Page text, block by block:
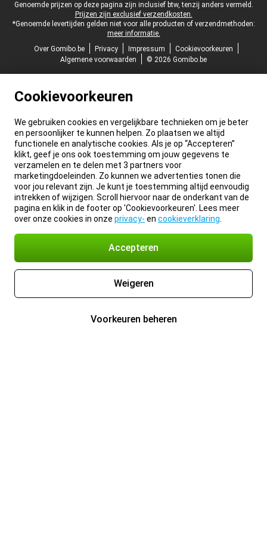
Juridische voettekst
Genoemde prijzen op deze pagina zijn inclusief btw, tenzij anders vermeld.
Prijzen zijn exclusief verzendkosten.
*Genoemde levertijden gelden niet voor alle producten of verzendmethoden:
meer informatie.
Over Gomibo.be
Privacy Impressum
Cookievoorkeuren
Algemene voorwaarden
© 2026 Gomibo.be
Cookievoorkeuren
We gebruiken cookies en vergelijkbare technieken om je beter
en persoonlijker te kunnen helpen. Zo plaatsen we altijd
functionele en analytische cookies. Als je op “Accepteren”
klikt, geef je ons ook toestemming om jouw gegevens te
verzamelen en te delen met 3 partners voor
marketingdoeleinden. Zo kunnen we advertenties tonen die
voor jou relevant zijn. Je kunt je toestemming altijd eenvoudig
intrekken of wijzigen. Scroll hiervoor naar de onderkant van de
pagina en klik in de footer op 'Cookievoorkeuren'. Lees meer
over onze cookies in onze privacy- en cookieverklaring
Accepteren
Weigeren
Voorkeuren beheren